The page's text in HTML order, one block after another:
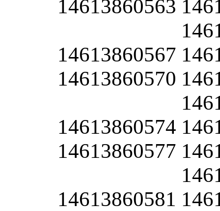
14613860563
14613860567
14613860570
14613860574
14613860577
14613860581